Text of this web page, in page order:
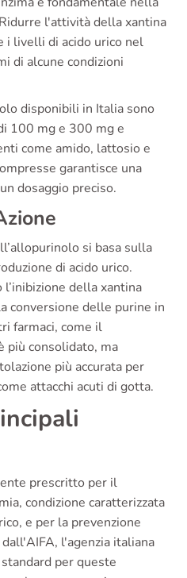
l'attività della xantina
i livelli di acido urico nel
di alcune condizioni
disponibili in Italia sono
100 mg e 300 mg e
come amido, lattosio e
garantisce una
dosaggio preciso.
si basa sulla
di acido urico.
della xantina
conversione delle purine in
farmaci, come il
più consolidato, ma
più accurata per
attacchi acuti di gotta.
prescritto per il
condizione caratterizzata
e per la prevenzione
l'agenzia italiana
per queste